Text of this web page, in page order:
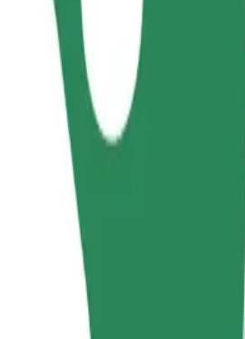
საშუალო ზომის ავტომობილებით.